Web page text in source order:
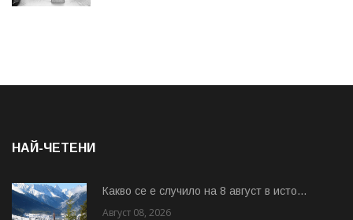
НАЙ-ЧЕТЕНИ
Какво се е случило на 8 август в исто...
Август 08, 2026